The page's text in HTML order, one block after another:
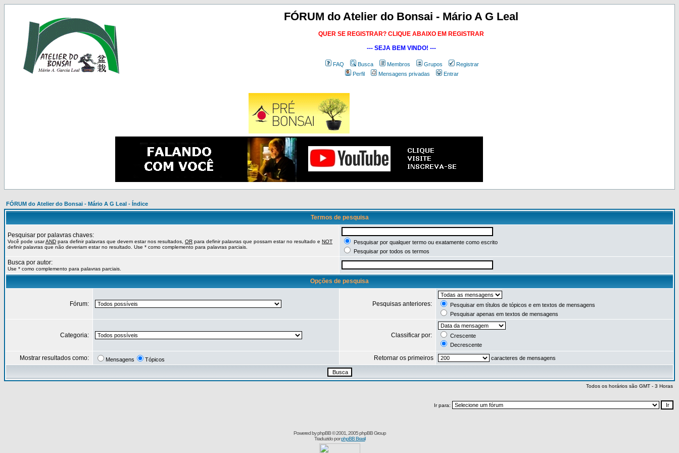
FÓRUM do Atelier do Bonsai - Mário A G Leal
QUER SE REGISTRAR? CLIQUE ABAIXO EM REGISTRAR
--- SEJA BEM VINDO! ---
FAQ Busca Membros Grupos
Registrar
Perfil
Mensagens privadas Entrar
FÓRUM do Atelier do Bonsai - Mário A G Leal - Índice
Termos de pesquisa
Pesquisar por palavras chaves:
Você pode usarAND para definir palavras que devem estar nos resultados, OR para definir palavras que possam estar no resultado e NOT
definir palavras que não deveriam estar no resultado. Use * como complemento para palavras parciais.
Pesquisar por qualquer termo ou exatamente como escrito
Pesquisar por todos os termos
Busca por autor:
Use * como complemento para palavras parciais.
Opções de pesquisa
Fórum: Pesquisas anteriores:
Pesquisar em títulos de tópicos e em textos de mensagens
Pesquisar apenas em textos de mensagens
Categoria: Classificar por:
Crescente
Decrescente
Mostrar resultados como: Mensagens Tópicos Retornar os primeiros caracteres de mensagens
Todos os horários são GMT - 3 Horas
Ir para:
Powered byphpBB© 2001, 2005 phpBB Group
Traduzido porphpBB Brasil